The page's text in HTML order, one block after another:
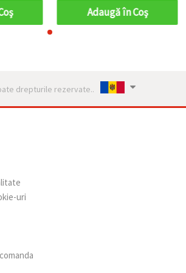
Adaugă în Coş
drepturile rezervate..
uri